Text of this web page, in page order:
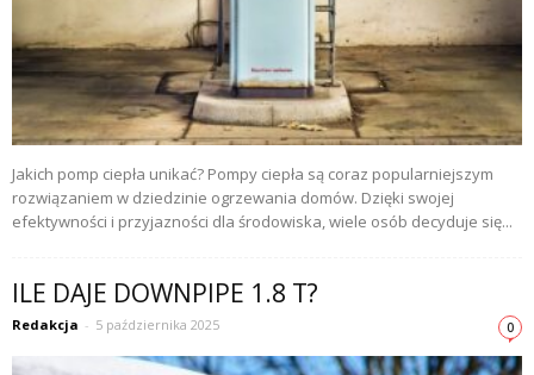
Jakich pomp ciepła unikać? Pompy ciepła są coraz popularniejszym
rozwiązaniem w dziedzinie ogrzewania domów. Dzięki swojej
efektywności i przyjazności dla środowiska, wiele osób decyduje się...
ILE DAJE DOWNPIPE 1.8 T?
Redakcja - 5 października 2025 0